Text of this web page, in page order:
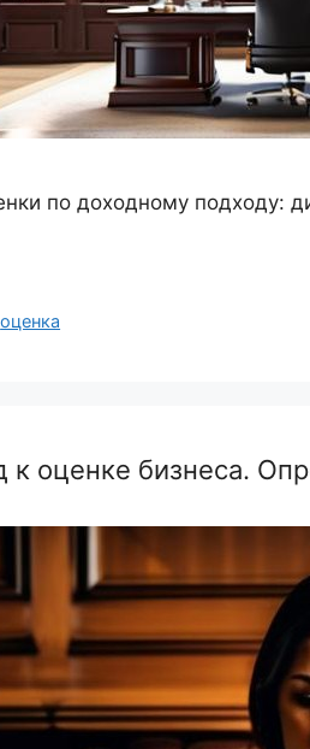
по доходному подходу:
оценка
оценке бизнеса.